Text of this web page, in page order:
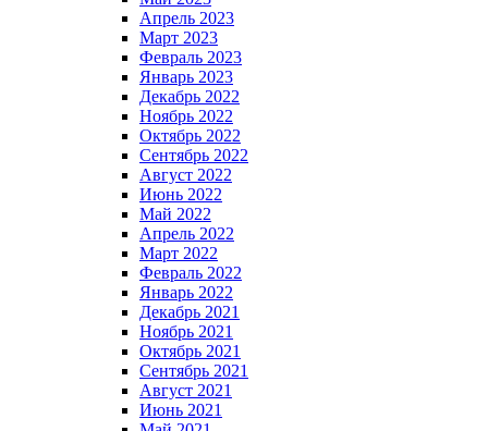
Апрель 2023
Март 2023
Февраль 2023
Январь 2023
Декабрь 2022
Ноябрь 2022
Октябрь 2022
Сентябрь 2022
Август 2022
Июнь 2022
Май 2022
Апрель 2022
Март 2022
Февраль 2022
Январь 2022
Декабрь 2021
Ноябрь 2021
Октябрь 2021
Сентябрь 2021
Август 2021
Июнь 2021